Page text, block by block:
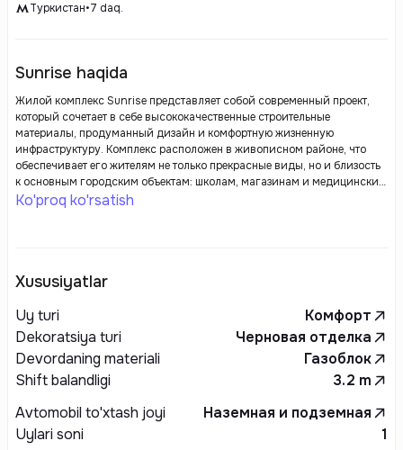
Туркистан•7 daq.
Sunrise haqida
Жилой комплекс Sunrise представляет собой современный проект,
который сочетает в себе высококачественные строительные
материалы, продуманный дизайн и комфортную жизненную
инфраструктуру. Комплекс расположен в живописном районе, что
обеспечивает его жителям не только прекрасные виды, но и близость
к основным городским объектам: школам, магазинам и медицинским
учреждениям.
Ko'proq ko'rsatish
Xususiyatlar
Uy turi
Комфорт
Dekoratsiya turi
Черновая отделка
Devordaning materiali
Газоблок
Shift balandligi
3.2 m
Avtomobil to'xtash joyi
Наземная и подземная
Uylari soni
1